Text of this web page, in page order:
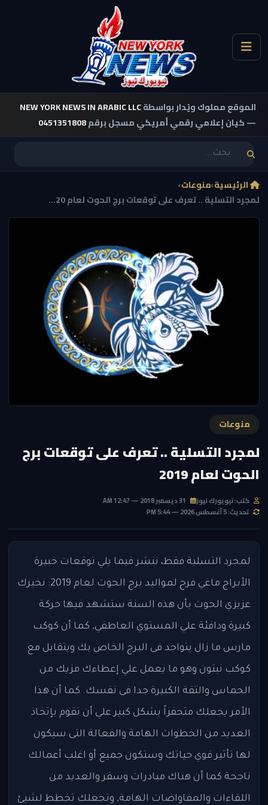
الموقع مملوك ويُدار بواسطةNEW YORK NEWS IN ARABIC LLC
— كيان إعلامي رقمي أمريكي مسجل برقم0451351808
الرئيسية›منوعات›
لمجرد التسلية .. تعرف على توقعات برج الحوت لعام 20...
منوعات
لمجرد التسلية .. تعرف على توقعات برج
الحوت لعام 2019
كتب: نيويورك نيوز
تحديث: 5 أغسطس 2026 — 5:44 PM
لمجرد التسلية فقط، ننشر فيما يلي توقعات خبيرة
الأبراج ماغي فرح لمواليد برج الحوت لعام 2019: نخبرك
عزيزي الحوت بأن هذه السنة ستشهد فيها حركة
كبيرة ودافئة علي المستوي العاطفي, كما أن كوكب
مارس ما زال يتواجد فى البرج الخاص بك ويتقابل مع
كوكب نبتون وهو ما يعمل علي إعطاءك مزيك من
الحماس والثقة الكبيرة جدا فى نفسك. كما أن هذا
الأمر يجعلك متحفزاً بشكل كبير علي أن تقوم بإتخاذ
العديد من الخطوات الهامة والفعالة التى سيكون
لها تأثير قوي حياتك وستكون جميع أو اغلب أعمالك
ناجحة كما أن هناك مبادرات وسفر والعديد من
اللقاءات والمفاواضات الهامة, وتجعلك تخطط لشيئ